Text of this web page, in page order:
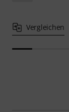
Vergleichen